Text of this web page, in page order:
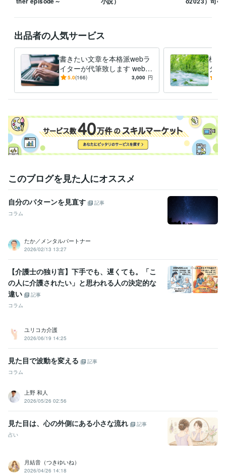
出品者の人気サービス
書きたい文章を本格派webラ
イターが代筆致します webコ
ンテンツ・レポート・手紙な
5.0(166) 3,000 円
様々
ター
の人
このブログを見た人にオススメ
自分のパターンを見直す
記事
コラム
たか／メンタルパートナー
2026/02/13 13:27
【介護士の独り言】下手でも、遅くても。「こ
の人に介護されたい」と思われる人の決定的な
違い
記事
コラム
ユリコカ介護
2026/06/19 14:25
見た目で波動を変える
記事
コラム
上野 和人
2026/05/26 02:56
見た目は、心の外側にある小さな流れ
記事
占い
月結音（つきゆいね）
2026/04/26 14:18